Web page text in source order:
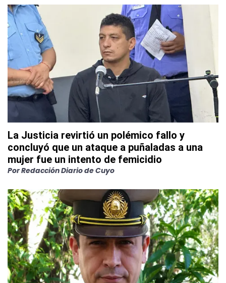
La Justicia revirtió un polémico fallo y
concluyó que un ataque a puñaladas a una
mujer fue un intento de femicidio
PorRedacción Diario de Cuyo